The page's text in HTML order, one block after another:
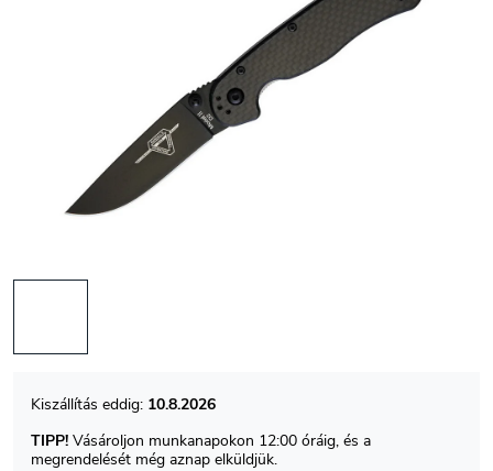
10.8.2026
TIPP! Vásároljon munkanapokon 12:00 óráig, és a
megrendelését még aznap elküldjük.